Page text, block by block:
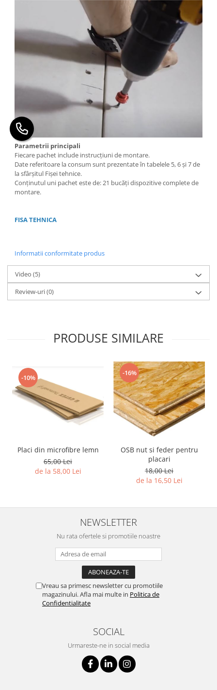
Parametrii principali
Fiecare pachet include instrucțiuni de montare.
Date referitoare la consum sunt prezentate în tabelele 5, 6 și 7 de
la sfârșitul Fișei tehnice.
Conținutul uni pachet este de: 21 bucăți dispozitive complete de
montare.
FISA TEHNICA
Informatii conformitate produs
Video (5)
Review-uri(0)
PRODUSE SIMILARE
-10%
Placi din microfibre lemn
65,00 Lei
de la 58,00 Lei
-16%
OSB nut si feder pentru
placari
18,00 Lei
de la 16,50 Lei
NEWSLETTER
Nu rata ofertele si promotiile noastre
Vreau sa primesc newsletter cu promotiile
magazinului. Afla mai multe in Politica de
Confidentialitate
SOCIAL
Urmareste-ne in social media